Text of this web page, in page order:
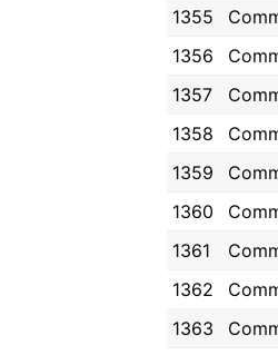
1355
1356
1357
1358
1359
1360
1361
1362
1363